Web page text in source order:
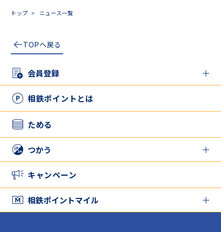
トップ ニュース一覧
TOPへ戻る
会員登録
新規登録の方
アプリとカードを併用したい方
相鉄ポイントとは
ためる
つかう
相鉄ポイントをつかう
家族と相鉄ポイントをシェアする
キャンペーン
相鉄ポイントマイル